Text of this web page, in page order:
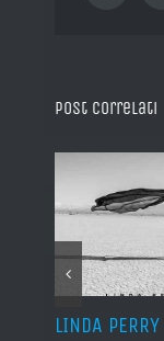
Post correlati
LINDA